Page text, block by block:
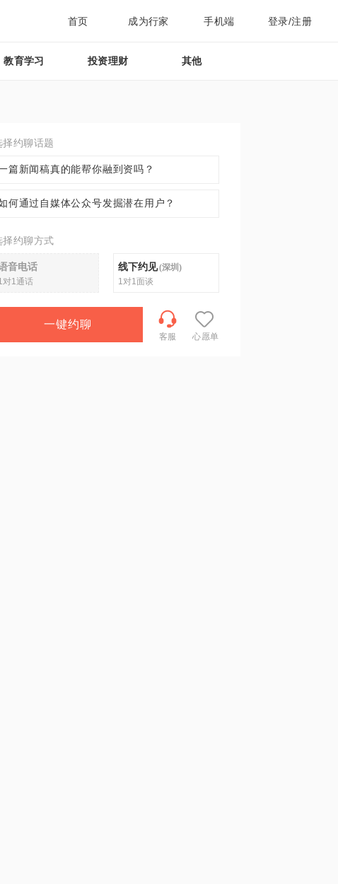
首页 成为行家 手机端 登录/注册
教育学习 投资理财 其他
择约聊话题
篇新闻稿真的能帮你融到资吗？
何通过自媒体公众号发掘潜在用户？
择约聊方式
音电话
对1通话
线下约见(深圳 )
1对1面谈
一键约聊
客服 心愿单